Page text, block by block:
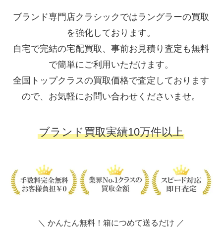
ブランド専門店クラシックではラングラーの買取
を強化しております。
自宅で完結の宅配買取、事前お見積り査定も無料
で簡単にご利用いただけます。
全国トップクラスの買取価格で査定しております
ので、お気軽にお問い合わせくださいませ。
ブランド買取実績10万件以上
＼ かんたん無料！箱につめて送るだけ ／